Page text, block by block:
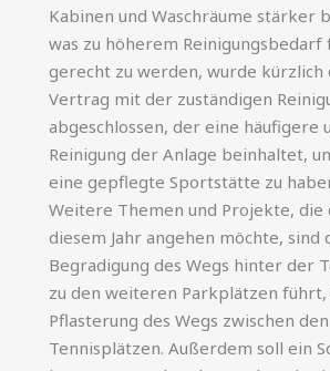
Kabinen und Waschräume stärker
was zu höherem Reinigungsbedarf
gerecht zu werden, wurde kürzlich
Vertrag mit der zuständigen
abgeschlossen, der eine häufigere
Reinigung der Anlage beinhaltet,
eine gepflegte Sportstätte zu
Weitere Themen und Projekte, die
diesem Jahr angehen möchte, sind
Begradigung des Wegs hinter der
zu den weiteren Parkplätzen führt,
Pflasterung des Wegs zwischen den
Tennisplätzen. Außerdem soll ein